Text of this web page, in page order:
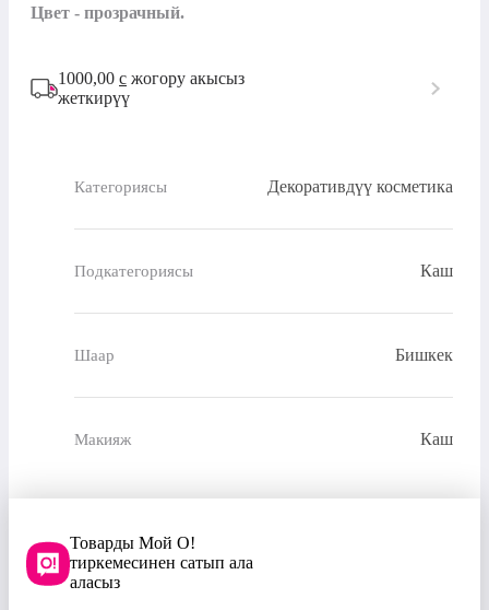
Цвет - прозрачный.
1000,00 с жогору акысыз
жеткирүү
Категориясы Декоративдүү косметика
Подкатегориясы Каш
Шаар Бишкек
Макияж Каш
Товарды Мой О!
тиркемесинен сатып ала
аласыз